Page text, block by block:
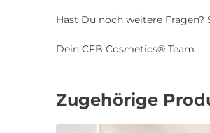
Hast Du noch weitere Fragen?
Dein CFB Cosmetics® Team
Zugehörige